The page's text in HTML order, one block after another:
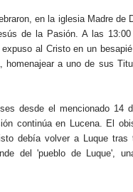
en la iglesia Madre
de la Pasión. A las
al Cristo en un
homenajear a uno de sus
desde el mencionado
continúa en Lucena. El
debía volver a Luque
del 'pueblo de Luque',